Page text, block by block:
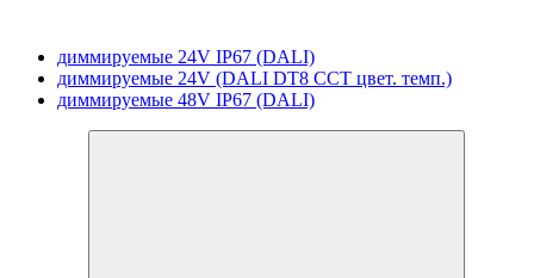
диммируемые 24V IP67 (DALI)
диммируемые 24V (DALI DT8 CCT цвет. темп.)
диммируемые 48V IP67 (DALI)